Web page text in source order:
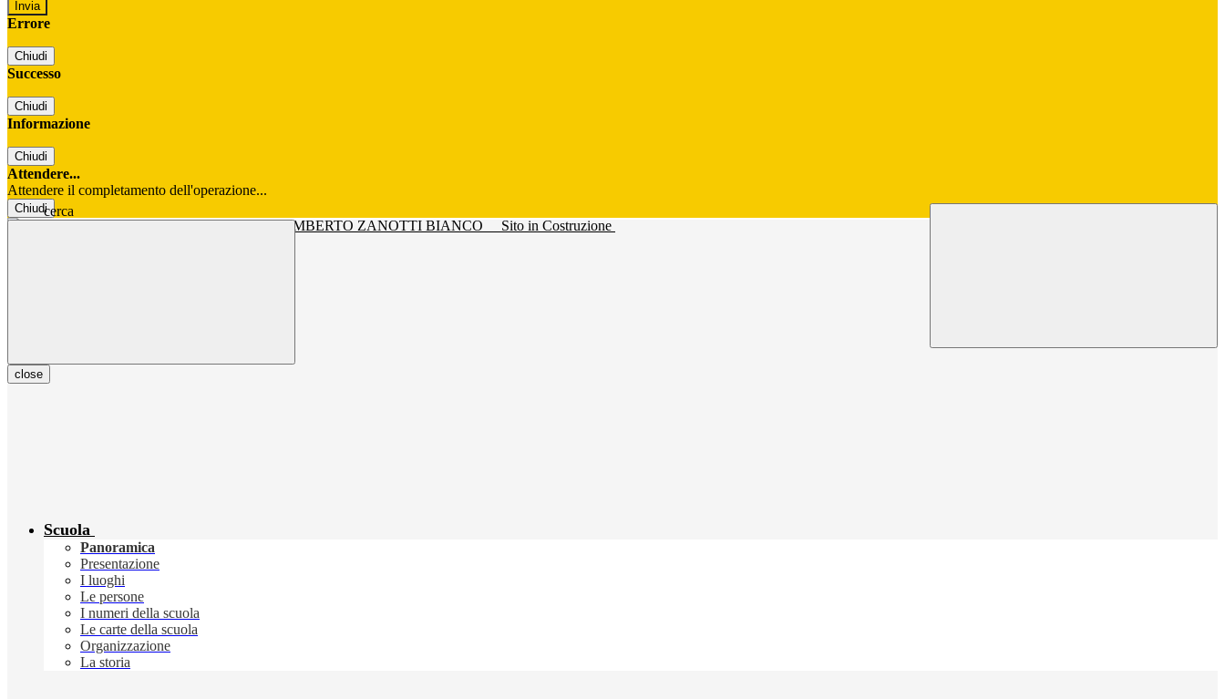
Errore
Chiudi
Successo
Chiudi
Informazione
Chiudi
Attendere...
Attendere il completamento dell'operazione...
Chiudi
Sito in Costruzione
cerca
close
Scuola
Panoramica
Presentazione
I luoghi
Le persone
I numeri della scuola
Le carte della scuola
Organizzazione
La storia